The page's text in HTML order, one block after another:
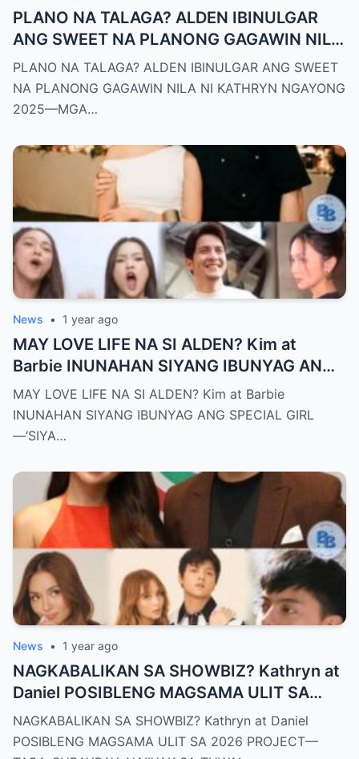
PLANO NA TALAGA? ALDEN IBINULGAR
ANG SWEET NA PLANONG GAGAWIN NILA
NI KATHRYN NGAYONG 2025—MGA
TAGA-SUBAYBAY, KINILIG NG TODO!
PLANO NA TALAGA? ALDEN IBINULGAR ANG SWEET
NA PLANONG GAGAWIN NILA NI KATHRYN NGAYONG
2025—MGA…
News • 1 year ago
MAY LOVE LIFE NA SI ALDEN? Kim at
Barbie INUNAHAN SIYANG IBUNYAG ANG
SPECIAL GIRL—‘SIYA ANG TUNAY NA
INIINGATAN NIYA!’
MAY LOVE LIFE NA SI ALDEN? Kim at Barbie
INUNAHAN SIYANG IBUNYAG ANG SPECIAL GIRL
—‘SIYA…
News • 1 year ago
NAGKABALIKAN SA SHOWBIZ? Kathryn at
Daniel POSIBLENG MAGSAMA ULIT SA
2026 PROJECT—TAGA-SUBAYBAY,
NAIIYAK SA TUWA!
NAGKABALIKAN SA SHOWBIZ? Kathryn at Daniel
POSIBLENG MAGSAMA ULIT SA 2026 PROJECT—